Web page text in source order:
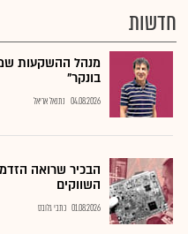
חדשות
מנהל ההשקעות
בונקר"
04.08.2026 נתנאל אריאל
הבכיר שרואה
השווקים
01.08.2026 כתבי גלובס